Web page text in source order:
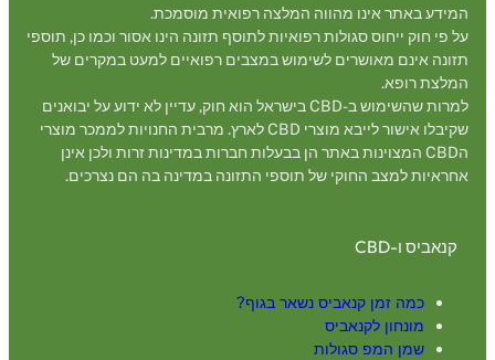
המידע באתר אינו מהווה המלצה רפואית מוסמכת.
על פי חוק ייחוס סגולות רפואיות לתוסף תזונה הינו אסור וכמו כן, תוספי
תזונה אינם מאושרים לשימוש במצבים רפואיים למעט במקרים של
המלצת רופא.
למרות שהשימוש ב-CBD בישראל הוא חוק, עדיין לא ידוע על יבואנים
שקיבלו אישור לייבא מוצרי CBD לארץ. מרבית החנויות לממכר מוצרי
הCBD המצוינות באתר הן בבעלות חברות במדינות זרות ולכן אינן
אחראיות למצב החוקי של תוספי התזונה במדינה בה הם נצרכים.
קנאביס ו-CBD
כמה זמן קנאביס נשאר בגוף?
מונחון לקנאביס
שמן המפ סגולות